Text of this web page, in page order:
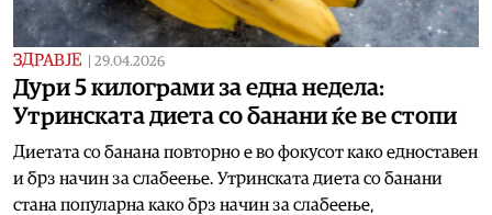
ЗДРАВЈЕ 29.04.2026
Дури 5 килограми за една недела:
Утринската диета со банани ќе ве стопи
Диетата со банана повторно е во фокусот како едноставен
и брз начин за слабеење. Утринската диета со банани
стана популарна како брз начин за слабеење,